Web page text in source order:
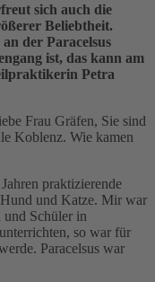
sich auch die
Beliebtheit.
der Paracelsus
ist, das kann am
Petra
Frau Gräfen, Sie sind
Koblenz. Wie kamen
praktizierende
und Katze. Mir war
und Schüler in
so war für
Paracelsus war